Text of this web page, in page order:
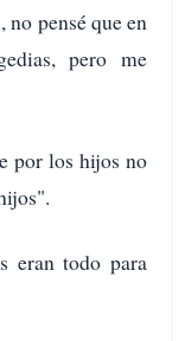
pensé que en
pero me
por los hijos no
eran todo para